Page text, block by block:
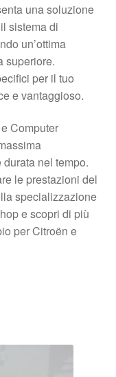
una soluzione
sistema di
un’ottima
superiore.
per il tuo
e vantaggioso.
Computer
nel tempo.
le prestazioni del
specializzazione
e scopri di più
per Citroën e